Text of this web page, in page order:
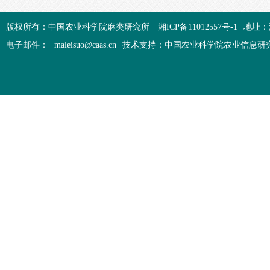
版权所有：中国农业科学院麻类研究所 湘ICP备11012557号-1
地址
电子邮件：
maleisuo@caas.cn 技术支持：中国农业科学院农业信息研